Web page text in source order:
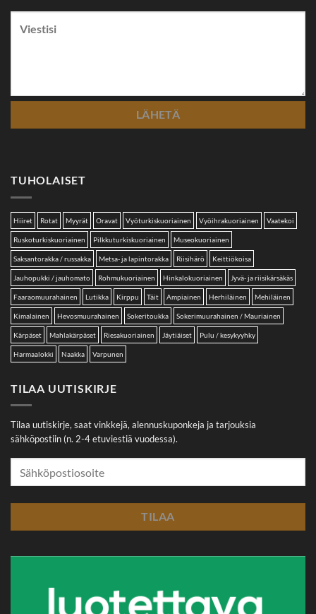
TUHOLAISET
Hiiret Rotat Myyrät Oravat Vyöturkiskuoriainen Vyöihrakuoriainen Vaatekoi
Ruskoturkiskuoriainen Pilkkuturkiskuoriainen Museokuoriainen
Saksantorakka / russakka Metsa- ja lapintorakka Riisihärö Keittiökoisa
Jauhopukki / jauhomato Rohmukuoriainen Hinkalokuoriainen Jyvä- ja riisikärsäkäs
Faaraomuurahainen Lutikka Kirppu Täit Ampiainen Herhiläinen Mehiläinen
Kimalainen Hevosmuurahainen Sokeritoukka Sokerimuurahainen / Mauriainen
Kärpäset Mahlakärpäset Riesakuoriainen Jäytiäiset Pulu / kesykyyhky
Harmaalokki Naakka Varpunen
TILAA UUTISKIRJE
Tilaa uutiskirje, saat vinkkejä, alennuskuponkeja ja tarjouksia
sähköpostiin (n. 2-4 etuviestiä vuodessa).